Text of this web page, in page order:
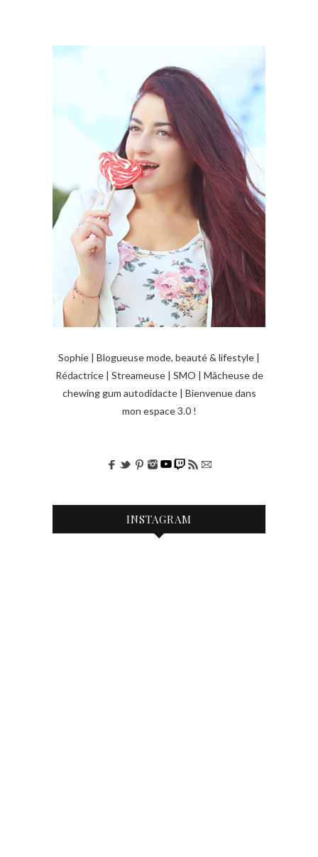
Sophie | Blogueuse mode, beauté & lifestyle |
Rédactrice | Streameuse | SMO | Mâcheuse de
chewing gum autodidacte | Bienvenue dans
mon espace 3.0 !
INSTAGRAM